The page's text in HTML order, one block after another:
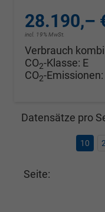
28.190,–
incl. 19% MwSt.
Verbrauch
CO2-Klasse: E
CO2-Emissionen:
Datensätze pro
10
Seite: